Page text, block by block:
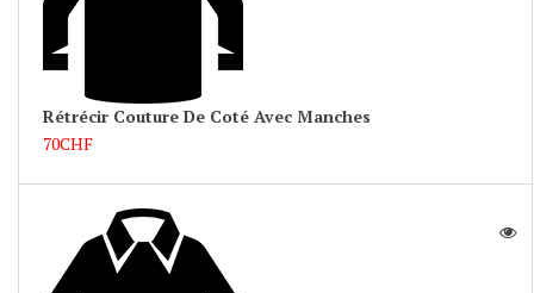
Rétrécir Couture De Coté Avec Manches
70CHF